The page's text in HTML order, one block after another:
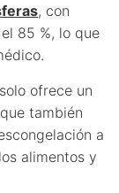
, con
85 %, lo que
ofrece un
también
a
alimentos y